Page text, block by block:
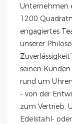
Unternehmen
1200
engagiertes
unserer
seinen
rund um
– von der
zum Vertrieb.
Edelstahl-